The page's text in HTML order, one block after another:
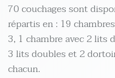
70 couchages sont
répartis en : 19
3, 1 chambre avec 2 lits
3 lits doubles et 2
chacun.